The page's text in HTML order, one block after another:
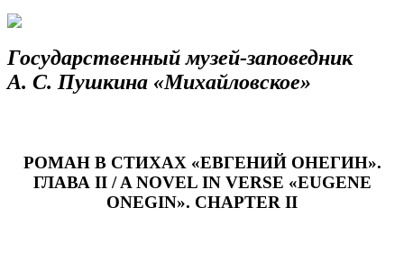
Государственный музей-заповедник
А. С. Пушкина «Михайловское»
РОМАН В СТИХАХ «ЕВГЕНИЙ ОНЕГИН».
ГЛАВА II / A NOVEL IN VERSE «EUGENE
ONEGIN». CHAPTER II